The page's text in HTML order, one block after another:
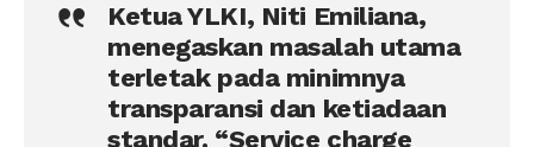
Ketua YLKI, Niti Emiliana,
menegaskan masalah utama
terletak pada minimnya
transparansi dan ketiadaan
standar. “Service charge